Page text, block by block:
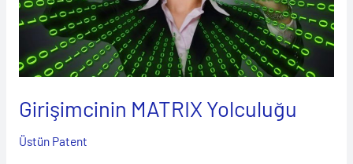
Girişimcinin MATRIX Yolculuğu
Üstün Patent